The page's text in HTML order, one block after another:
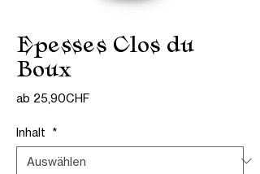
Epesses Clos du
Boux
ab 25,90CHFSale-
Inhalt *